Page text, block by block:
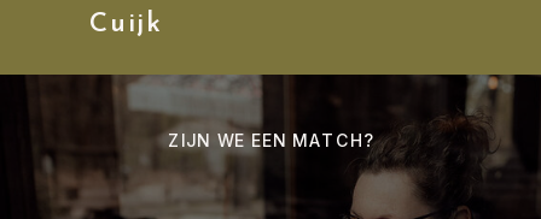
Cuijk
ZIJN WE EEN MATCH?